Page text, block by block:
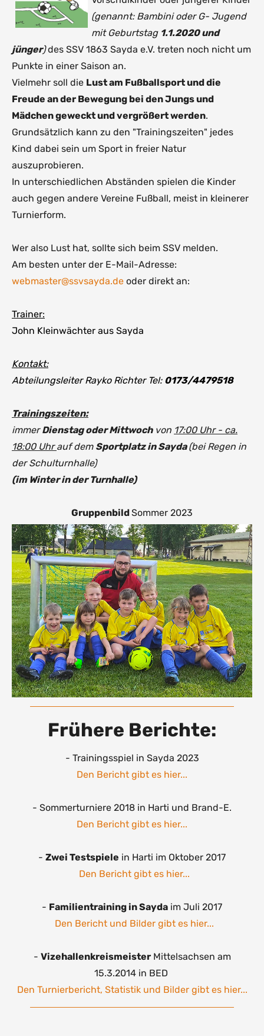
(genannt: Bambini oder G- Jugend
mit Geburtstag 1.1.2020 und
jünger)des SSV 1863 Sayda e.V. treten noch nicht um
Punkte in einer Saison an.
Vielmehr soll die Lust am Fußballsport und die
Freude an der Bewegung bei den Jungs und
Mädchen geweckt und vergrößert werden.
Grundsätzlich kann zu den "Trainingszeiten" jedes
Kind dabei sein um Sport in freier Natur
auszuprobieren.
In unterschiedlichen Abständen spielen die Kinder
auch gegen andere Vereine Fußball, meist in kleinerer
Turnierform.
Wer also Lust hat, sollte sich beim SSV melden.
Am besten unter der E-Mail-Adresse:
webmaster@ssvsayda.de oder direkt an:
Trainer:
John Kleinwächter aus Sayda
Kontakt:
Abteilungsleiter Rayko Richter Tel: 0173/4479518
Trainingszeiten:
immerDienstag oder Mittwochvon 17:00 Uhr - ca.
18:00 Uhrauf dem Sportplatz in Sayda(bei Regen in
der Schulturnhalle)
(im Winter in der Turnhalle)
GruppenbildSommer 2023
Frühere Berichte:
- Trainingsspiel in Sayda 2023
Den Bericht gibt es hier...
- Sommerturniere 2018 in Harti und Brand-E.
Den Bericht gibt es hier...
- Zwei Testspiele in Harti im Oktober 2017
Den Bericht gibt es hier...
- Familientraining in Sayda im Juli 2017
Den Bericht und Bilder gibt es hier...
- VizehallenkreismeisterMittelsachsen am
15.3.2014 in BED
Den Turnierbericht, Statistik und Bilder gibt es hier...
archivierte Saisonberichte
Archivierte Saison 2018/19
Archivierte Saison 2017/18
Archivierte Saison 2016/17
Archivierte Saison 2015/16
Ergebnisarchiv 1. Mannschaft
> Rückblick Bezirksklasse '96/'97
> 3 x DFB-Pokalsiege Kreis FG
> 10 Jahre SSV-Webseite 2013
> 15 Jahre SSV-Webseite 2018
> 17 Jahre 1.Kreisliga FG
> Dynamo Dresden in Sayda '03